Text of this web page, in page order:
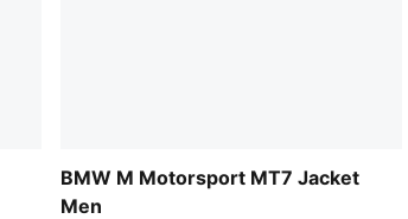
BMW M Motorsport MT7 Jacket
Men